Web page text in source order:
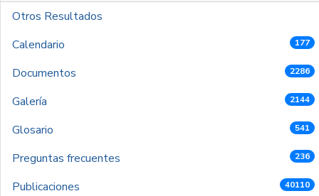
Otros Resultados
Calendario
177
Documentos 2286
Galería 2144
Glosario 541
Preguntas frecuentes 236
Publicaciones 40110